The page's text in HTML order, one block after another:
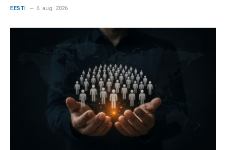
EESTI 6. aug. 2026